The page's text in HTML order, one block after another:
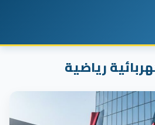
رياضية